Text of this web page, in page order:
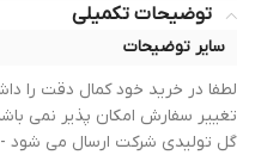
توضیحات تکمیلی
سایر توضیحات
لطفا در خرید خود کمال دقت را
تغییر سفارش امکان پذیر نمی